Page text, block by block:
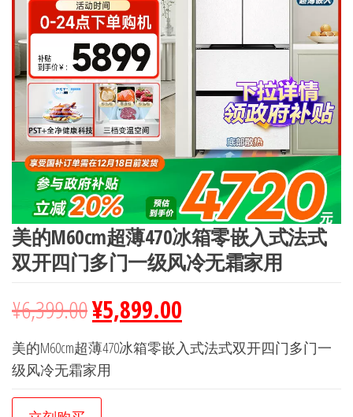
美的M60cm超薄470冰箱零嵌入式法式
双开四门多门一级风冷无霜家用
¥6,399.00¥5,899.00
美的M60cm超薄470冰箱零嵌入式法式双开四门多门一
级风冷无霜家用